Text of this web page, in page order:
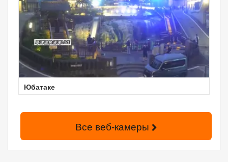
Юбатаке
Все веб-камеры